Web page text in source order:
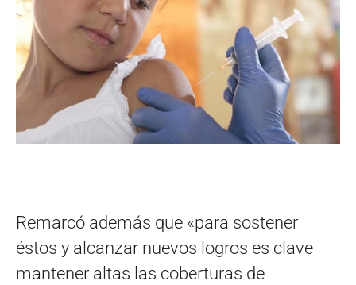
Remarcó además que «para sostener
éstos y alcanzar nuevos logros es clave
mantener altas las coberturas de